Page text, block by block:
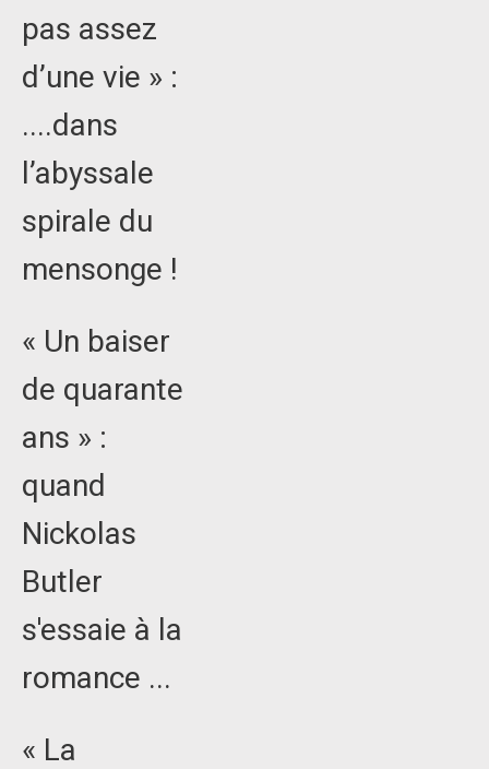
pas assez
d’une vie » :
....dans
l’abyssale
spirale du
mensonge !
« Un baiser
de quarante
ans » :
quand
Nickolas
Butler
s'essaie à la
romance ...
« La